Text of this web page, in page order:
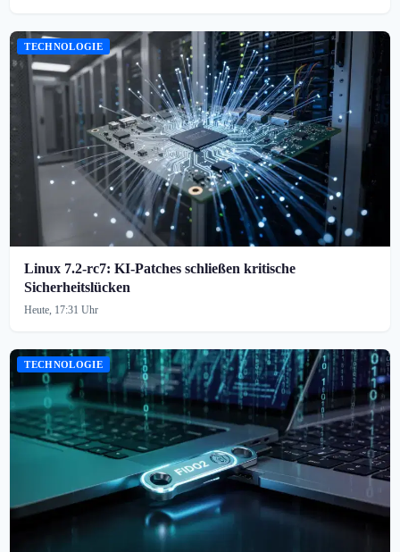
TECHNOLOGIE
Linux 7.2-rc7: KI-Patches schließen kritische
Sicherheitslücken
Heute, 17:31 Uhr
TECHNOLOGIE